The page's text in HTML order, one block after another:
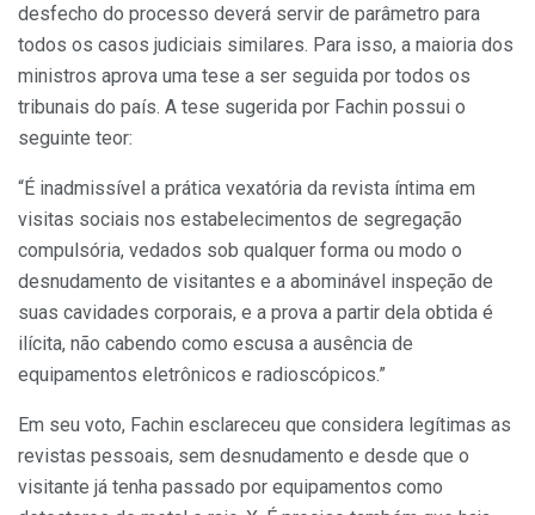
desfecho do processo deverá servir de parâmetro para
todos os casos judiciais similares. Para isso, a maioria dos
ministros aprova uma tese a ser seguida por todos os
tribunais do país. A tese sugerida por Fachin possui o
seguinte teor:
“É inadmissível a prática vexatória da revista íntima em
visitas sociais nos estabelecimentos de segregação
compulsória, vedados sob qualquer forma ou modo o
desnudamento de visitantes e a abominável inspeção de
suas cavidades corporais, e a prova a partir dela obtida é
ilícita, não cabendo como escusa a ausência de
equipamentos eletrônicos e radioscópicos.”
Em seu voto, Fachin esclareceu que considera legítimas as
revistas pessoais, sem desnudamento e desde que o
visitante já tenha passado por equipamentos como